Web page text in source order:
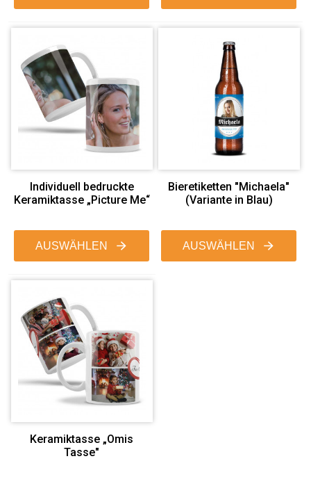
Individuell bedruckte
Keramiktasse „Picture Me“
AUSWÄHLEN
Bieretiketten "Michaela"
(Variante in Blau)
AUSWÄHLEN
Keramiktasse „Omis
Tasse"